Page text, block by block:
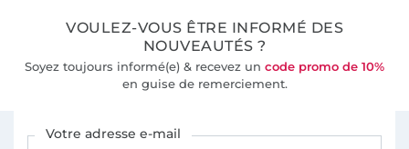
VOULEZ-VOUS ÊTRE INFORMÉ DES
NOUVEAUTÉS ?
Soyez toujours informé(e) & recevez un code promo de 10%
en guise de remerciement.
Votre adresse e-mail